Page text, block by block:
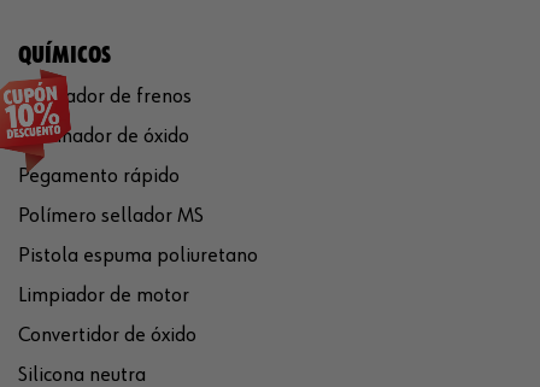
QUÍMICOS
Limpiador de frenos
Eliminador de óxido
Pegamento rápido
Polímero sellador MS
Pistola espuma poliuretano
Limpiador de motor
Convertidor de óxido
Silicona neutra